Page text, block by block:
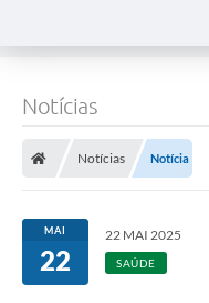
Notícias
Notícias Notícia
MAI
22
22 MAI 2025
SAÚDE